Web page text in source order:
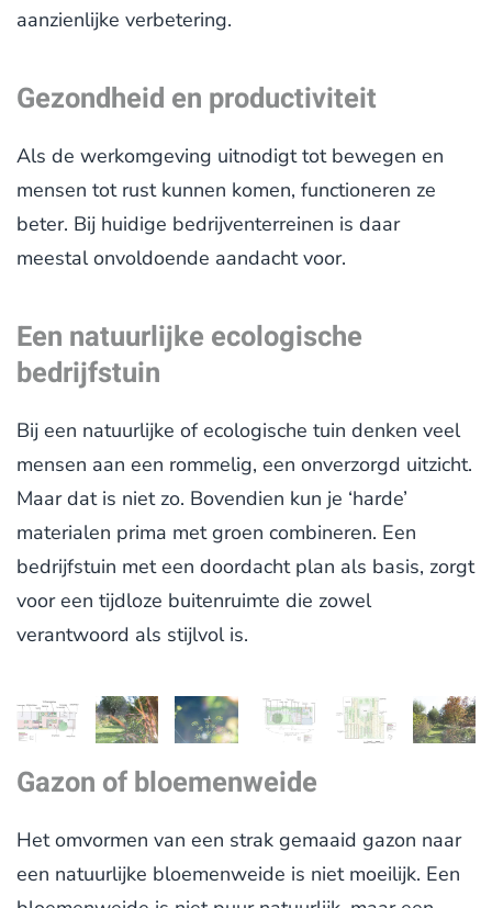
aanzienlijke verbetering.
Gezondheid en productiviteit
Als de werkomgeving uitnodigt tot bewegen en
mensen tot rust kunnen komen, functioneren ze
beter. Bij huidige bedrijventerreinen is daar
meestal onvoldoende aandacht voor.
Een natuurlijke ecologische
bedrijfstuin
Bij een natuurlijke of ecologische tuin denken veel
mensen aan een rommelig, een onverzorgd uitzicht.
Maar dat is niet zo. Bovendien kun je ‘harde’
materialen prima met groen combineren. Een
bedrijfstuin met een doordacht plan als basis, zorgt
voor een tijdloze buitenruimte die zowel
verantwoord als stijlvol is.
Gazon of bloemenweide
Het omvormen van een strak gemaaid gazon naar
een natuurlijke bloemenweide is niet moeilijk. Een